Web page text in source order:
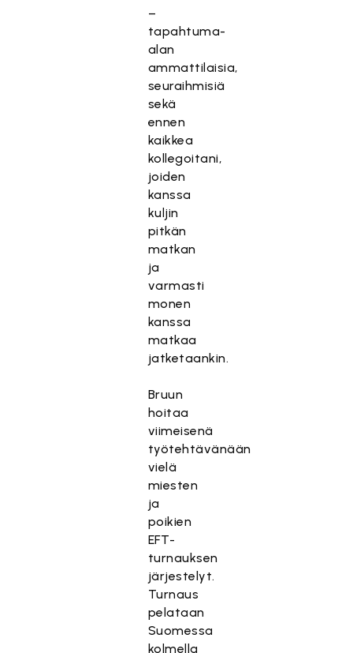
–
tapahtuma-
alan
ammattilaisia,
seuraihmisiä
sekä
ennen
kaikkea
kollegoitani,
joiden
kanssa
kuljin
pitkän
matkan
ja
varmasti
monen
kanssa
matkaa
jatketaankin.
Bruun
hoitaa
viimeisenä
työtehtävänään
vielä
miesten
ja
poikien
EFT-
turnauksen
järjestelyt.
Turnaus
pelataan
Suomessa
kolmella